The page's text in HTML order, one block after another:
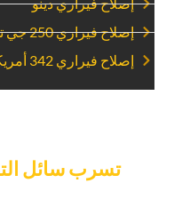
‏إصلاح فيراري دينو‏
‏إصلاح فيراري 250 جي تي كاليفورنيا LWB‏
‏إصلاح فيراري 342 أمريكا‏
‏تسرب سائل